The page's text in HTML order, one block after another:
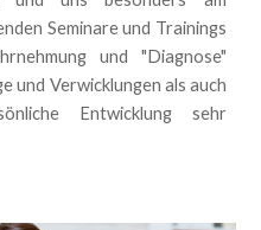
Seminare und Trainings
und "Diagnose"
und Verwicklungen als auch
Entwicklung sehr